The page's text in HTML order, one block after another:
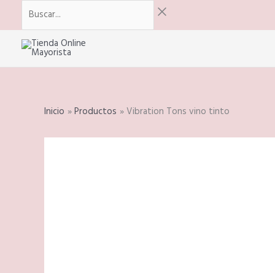
contenido
Buscar...
Inicio Productos Vibration Tons vino tinto